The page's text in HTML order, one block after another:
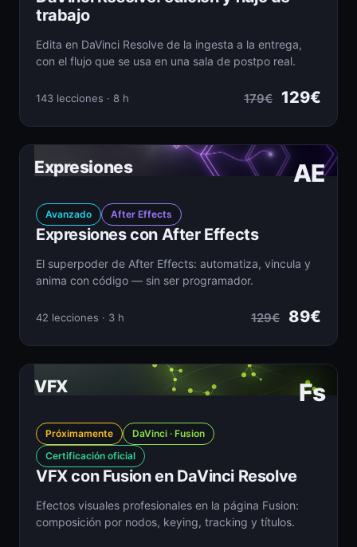
trabajo
Edita en DaVinci Resolve de la ingesta a la entrega,
con el flujo que se usa en una sala de postpo real.
143 lecciones · 8 h 179€ 129€
AE
Expresiones
Avanzado After Effects
Expresiones con After Effects
El superpoder de After Effects: automatiza, vincula y
anima con código — sin ser programador.
42 lecciones · 3 h 129€ 89€
Fs
VFX
Próximamente
DaVinci · Fusion
Certificación oficial
VFX con Fusion en DaVinci Resolve
Efectos visuales profesionales en la página Fusion:
composición por nodos, keying, tracking y títulos.